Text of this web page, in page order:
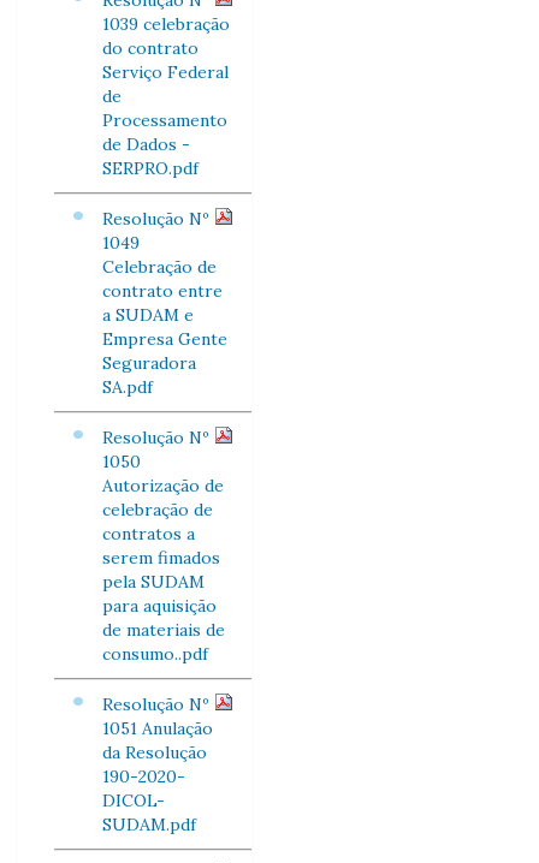
1039 celebração
do contrato
Serviço Federal
de
Processamento
de Dados -
SERPRO.pdf
Resolução Nº
1049
Celebração de
contrato entre
a SUDAM e
Empresa Gente
Seguradora
SA.pdf
Resolução Nº
1050
Autorização de
celebração de
contratos a
serem fimados
pela SUDAM
para aquisição
de materiais de
consumo..pdf
Resolução Nº
1051 Anulação
da Resolução
190-2020-
DICOL-
SUDAM.pdf